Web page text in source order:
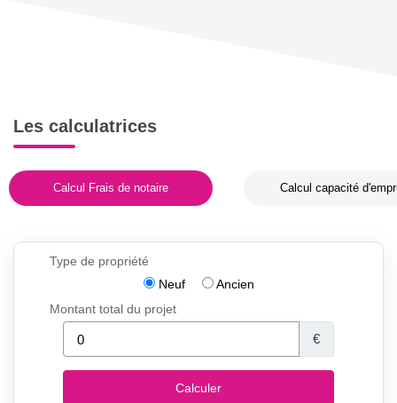
Les calculatrices
Calcul Frais de notaire Calcul capacité